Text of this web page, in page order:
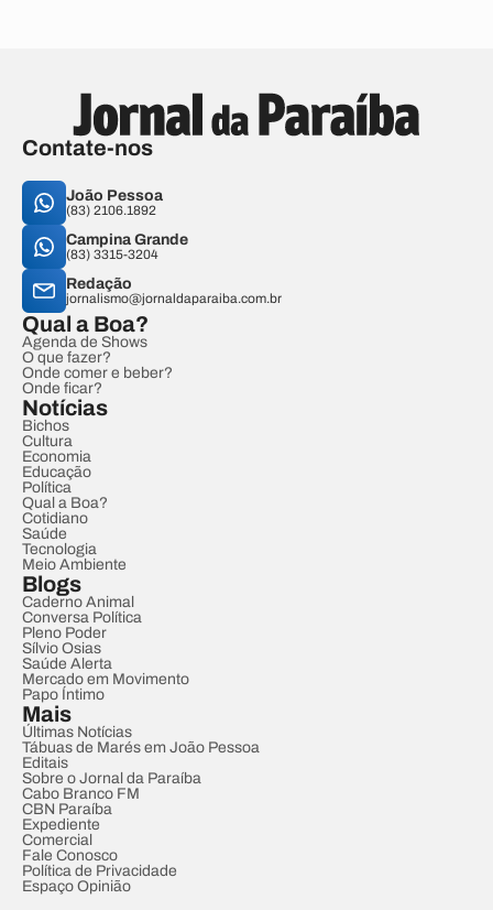
Contate-nos
João Pessoa
(83) 2106.1892
Campina Grande
(83) 3315-3204
Redação
jornalismo@jornaldaparaiba.com.br
Qual a Boa?
Agenda de Shows
O que fazer?
Onde comer e beber?
Onde ficar?
Notícias
Bichos
Cultura
Economia
Educação
Política
Qual a Boa?
Cotidiano
Saúde
Tecnologia
Meio Ambiente
Blogs
Caderno Animal
Conversa Política
Pleno Poder
Sílvio Osias
Saúde Alerta
Mercado em Movimento
Papo Íntimo
Mais
Últimas Notícias
Tábuas de Marés em João Pessoa
Editais
Sobre o Jornal da Paraíba
Cabo Branco FM
CBN Paraíba
Expediente
Comercial
Fale Conosco
Política de Privacidade
Espaço Opinião